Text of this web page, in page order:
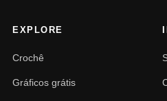
EXPLORE
Crochê
Gráficos grátis